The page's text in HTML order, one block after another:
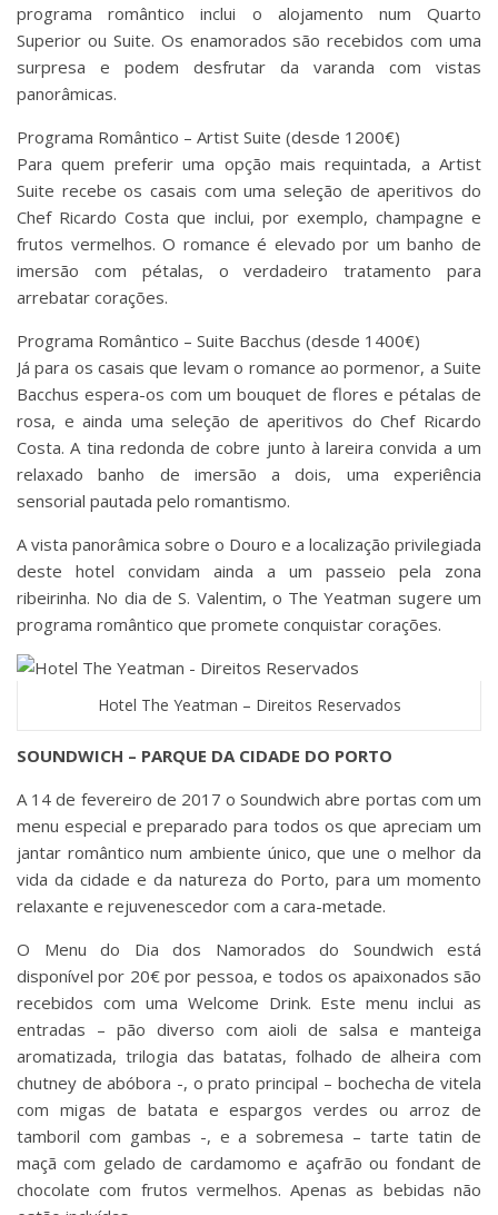
programa romântico inclui o alojamento num Quarto
Superior ou Suite. Os enamorados são recebidos com uma
surpresa e podem desfrutar da varanda com vistas
panorâmicas.
Programa Romântico – Artist Suite (desde 1200€)
Para quem preferir uma opção mais requintada, a Artist
Suite recebe os casais com uma seleção de aperitivos do
Chef Ricardo Costa que inclui, por exemplo, champagne e
frutos vermelhos. O romance é elevado por um banho de
imersão com pétalas, o verdadeiro tratamento para
arrebatar corações.
Programa Romântico – Suite Bacchus (desde 1400€)
Já para os casais que levam o romance ao pormenor, a Suite
Bacchus espera-os com um bouquet de flores e pétalas de
rosa, e ainda uma seleção de aperitivos do Chef Ricardo
Costa. A tina redonda de cobre junto à lareira convida a um
relaxado banho de imersão a dois, uma experiência
sensorial pautada pelo romantismo.
A vista panorâmica sobre o Douro e a localização privilegiada
deste hotel convidam ainda a um passeio pela zona
ribeirinha. No dia de S. Valentim, o The Yeatman sugere um
programa romântico que promete conquistar corações.
Hotel The Yeatman – Direitos Reservados
SOUNDWICH – PARQUE DA CIDADE DO PORTO
A 14 de fevereiro de 2017 o Soundwich abre portas com um
menu especial e preparado para todos os que apreciam um
jantar romântico num ambiente único, que une o melhor da
vida da cidade e da natureza do Porto, para um momento
relaxante e rejuvenescedor com a cara-metade.
O Menu do Dia dos Namorados do Soundwich está
disponível por 20€ por pessoa, e todos os apaixonados são
recebidos com uma Welcome Drink. Este menu inclui as
entradas – pão diverso com aioli de salsa e manteiga
aromatizada, trilogia das batatas, folhado de alheira com
chutney de abóbora -, o prato principal – bochecha de vitela
com migas de batata e espargos verdes ou arroz de
tamboril com gambas -, e a sobremesa – tarte tatin de
maçã com gelado de cardamomo e açafrão ou fondant de
chocolate com frutos vermelhos. Apenas as bebidas não